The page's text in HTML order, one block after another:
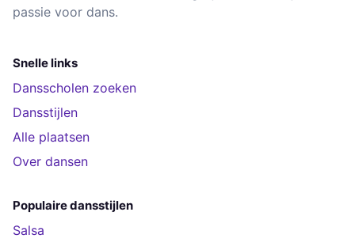
passie voor dans.
Snelle links
Dansscholen zoeken
Dansstijlen
Alle plaatsen
Over dansen
Populaire dansstijlen
Salsa